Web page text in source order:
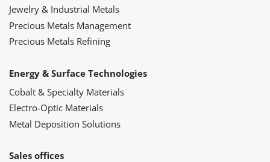
Jewelry & Industrial Metals
Precious Metals Management
Precious Metals Refining
Energy & Surface Technologies
Cobalt & Specialty Materials
Electro-Optic Materials
Metal Deposition Solutions
Sales offices